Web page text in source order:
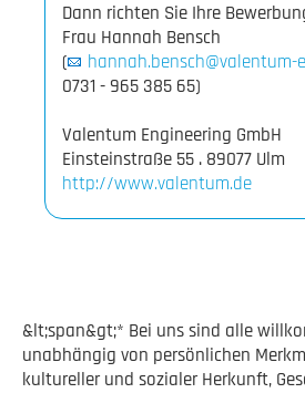
Dann richten Sie Ihre
Frau Hannah Bensch
(
hannah.bensch@valentum-
0731 - 965 385 65)
Valentum Engineering GmbH
http://www.valentum.de
&lt;span&gt;* Bei uns sind alle
unabhängig von persönlichen
kultureller und sozialer Herkunft,